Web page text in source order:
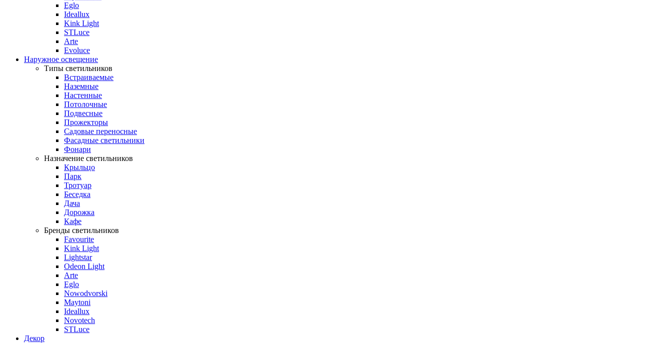
Eglo
Ideallux
Kink Light
STLuce
Arte
Evoluce
Наружное освещение
Типы светильников
Встраиваемые
Наземные
Настенные
Потолочные
Подвесные
Прожекторы
Садовые переносные
Фасадные светильники
Фонари
Назначение светильников
Крыльцо
Парк
Тротуар
Беседка
Дача
Дорожка
Кафе
Бренды светильников
Favourite
Kink Light
Lightstar
Odeon Light
Arte
Eglo
Nowodvorski
Maytoni
Ideallux
Novotech
STLuce
Декор